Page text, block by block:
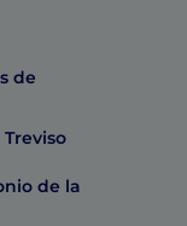
de
de la